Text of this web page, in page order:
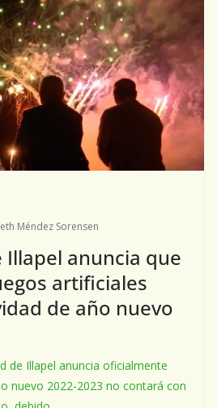
Méndez Sorensen
anuncia que
artificiales
de año nuevo
de Illapel anuncia oficialmente
nuevo 2022-2023 no contará con